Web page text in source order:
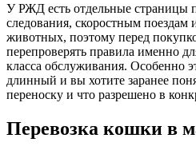
У РЖД есть отдельные страницы
следования, скоростным
животных, поэтому перед
перепроверять правила именно
класса обслуживания. Особенно
длинный и вы хотите заранее
переноску и что разрешено в
Перевозка кошки в